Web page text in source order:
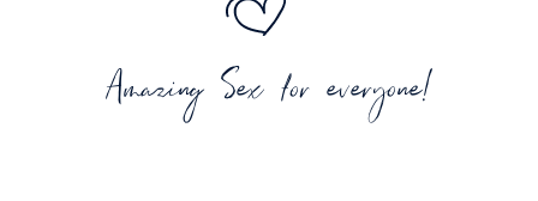
Amazing Sex for everyone!